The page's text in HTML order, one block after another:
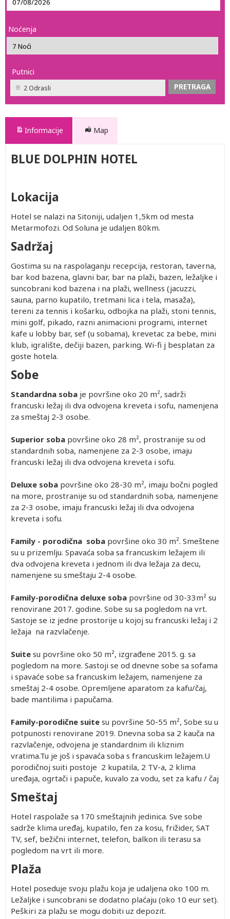
Noćenja
Putnici
2 Odrasli
Informacije Map
BLUE DOLPHIN HOTEL
Lokacija
Hotel se nalazi na Sitoniji, udaljen 1,5km od mesta
Metarmofozi. Od Soluna je udaljen 80km.
Sadržaj
Gostima su na raspolaganju recepcija, restoran, taverna,
bar kod bazena, glavni bar, bar na plaži, bazen, ležaljke i
suncobrani kod bazena i na plaži, wellness (jacuzzi,
sauna, parno kupatilo, tretmani lica i tela, masaža),
tereni za tennis i košarku, odbojka na plaži, stoni tennis,
mini golf, pikado, razni animacioni programi, internet
kafe u lobby bar, sef (u sobama), krevetac za bebe, mini
klub, igralište, dečiji bazen, parking. Wi-fi j besplatan za
goste hotela.
Sobe
Standardna soba je površine oko 20 m², sadrži
francuski ležaj ili dva odvojena kreveta i sofu, namenjena
za smeštaj 2-3 osobe.
Superior soba površine oko 28 m², prostranije su od
standardnih soba, namenjene za 2-3 osobe, imaju
francuski ležaj ili dva odvojena kreveta i sofu.
Deluxe soba površine oko 28-30 m², imaju bočni pogled
na more, prostranije su od standardnih soba, namenjene
za 2-3 osobe, imaju francuski ležaj ili dva odvojena
kreveta i sofu.
Family - porodična soba površine oko 30 m². Smeštene
su u prizemlju. Spavaća soba sa francuskim ležajem ili
dva odvojena kreveta i jednom ili dva ležaja za decu,
namenjene su smeštaju 2-4 osobe.
Family-porodična deluxe soba površine od 30-33m² su
renovirane 2017. godine. Sobe su sa pogledom na vrt.
Sastoje se iz jedne prostorije u kojoj su francuski ležaj i 2
ležaja na razvlačenje.
Suite su površine oko 50 m², izgrađene 2015. g. sa
pogledom na more. Sastoji se od dnevne sobe sa sofama
i spavaće sobe sa francuskim ležajem, namenjene za
smeštaj 2-4 osobe. Opremljene aparatom za kafu/čaj,
bade mantilima i papučama.
Family-porodične suite su površine 50-55 m², Sobe su u
potpunosti renovirane 2019. Dnevna soba sa 2 kauča na
razvlačenje, odvojena je standardnim ili kliznim
vratima.Tu je još i spavaća soba s francuskim ležajem.U
porodičnoj suiti postoje 2 kupatila, 2 TV-a, 2 klima
uređaja, ogrtači i papuče, kuvalo za vodu, set za kafu / čaj
Smeštaj
Hotel raspolaže sa 170 smeštajnih jedinica. Sve sobe
sadrže klima uređaj, kupatilo, fen za kosu, frižider, SAT
TV, sef, bežični internet, telefon, balkon ili terasu sa
pogledom na vrt ili more.
Plaža
Hotel poseduje svoju plažu koja je udaljena oko 100 m.
Ležaljke i suncobrani se dodatno plaćaju (oko 10 eur set).
Peškiri za plažu se mogu dobiti uz depozit.